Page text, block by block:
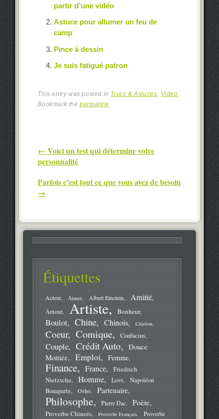
partir d’une vidéo
Astuce pour allumer un feu de
camp
Pince à dessin
Je suis fatigué patron
This entry was posted in Trucs & Astuces, Video.
Bookmark thepermalink.
Post navigation
← Voici un test qui détermine votre
personnalité
Parfois c’est tout ce que vous avez de besoin
→
Étiquettes
Acteur Aimer Albert Einstein Amitié
Amour Artiste Bonheur
Boulot Chine Chinois Citation
Coeur Comique Confucius
Couple Crédit Auto
Douce
Moitiée
Emploi Femme
Finance France
Friedrich
Nietzsche
Homme Love
Napoléon
Bonaparte
Osho Partenaire
Philosophe Pierre Dac Poète
Proverbe Chinois Proverbe Français
Proverbe